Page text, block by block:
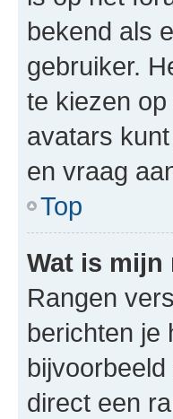
bekend als
gebruiker.
te kiezen
avatars
en vraag
Top
Wat is mijn
Rangen
berichten je
direct een